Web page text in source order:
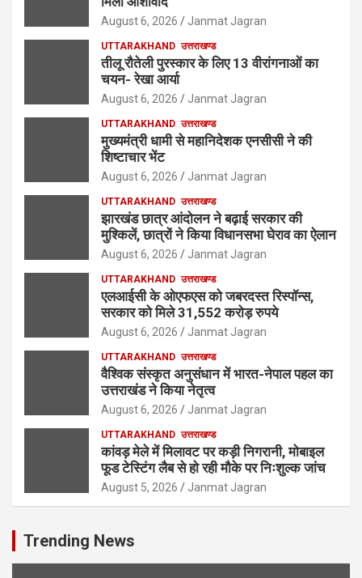
August 6, 2026 Janmat Jagran
UTTARAKHAND उत्तराखण्ड
तीलू रौतेली पुरस्कार के लिए 13 वीरांगनाओं का
चयन- रेखा आर्या
August 6, 2026 Janmat Jagran
UTTARAKHAND उत्तराखण्ड
मुख्यमंत्री धामी से महानिदेशक एनसीसी ने की
शिष्टाचार भेंट
August 6, 2026 Janmat Jagran
UTTARAKHAND उत्तराखण्ड
झारखंड छात्र आंदोलन ने बढ़ाई सरकार की
मुश्किलें, छात्रों ने किया विधानसभा घेराव का ऐलान
August 6, 2026 Janmat Jagran
UTTARAKHAND उत्तराखण्ड
एलआईसी के ओएफएस को जबरदस्त रिस्पॉन्स,
सरकार को मिले 31,552 करोड़ रुपये
August 6, 2026 Janmat Jagran
UTTARAKHAND उत्तराखण्ड
वैश्विक संस्कृत अनुसंधान में भारत-नेपाल पहल का
उत्तराखंड ने किया नेतृत्व
August 6, 2026 Janmat Jagran
UTTARAKHAND उत्तराखण्ड
कांवड़ मेले में मिलावट पर कड़ी निगरानी, मोबाइल
फूड टेस्टिंग लैब से हो रही मौके पर निःशुल्क जांच
August 5, 2026 Janmat Jagran
Trending News